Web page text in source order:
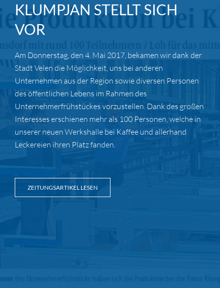
STELLT SICH
Donnerstag, den 4. Mai 2017, bekamen wir dank der
Velen die Möglichkeit, uns bei anderen
aus der Region sowie diversen Personen
öffentlichen Lebens im Rahmen des
vorzustellen. Dank des großen
erschienen mehr als 100 Personen, welche in
neuen Werkshalle bei Kaffee und allerhand
ihren Platz fanden.
ZEITUNGSARTIKEL LESEN